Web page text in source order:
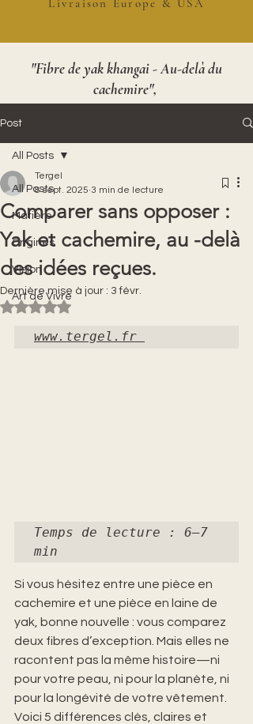
Livraison Europe & USA
"Fibre de yak khangai - Au-delà du
cachemire",
Post
All Posts
Matière
Origines
Vision
Art de Vivre
All Posts
Comparer sans opposer :
Yak et cachemire, au -delà
des idées reçues.
Tergel
8 sept. 2025 3 min de lecture
Dernière mise à jour : 3 févr.
Noté NaN étoiles sur 5.
www.tergel.fr
Temps de lecture : 6–7
min
Si vous hésitez entre une pièce en
cachemire et une pièce en laine de
yak, bonne nouvelle : vous comparez
deux fibres d’exception. Mais elles ne
racontent pas la même histoire—ni
pour votre peau, ni pour la planète, ni
pour la longévité de votre vêtement.
Voici 5 différences clés, claires et